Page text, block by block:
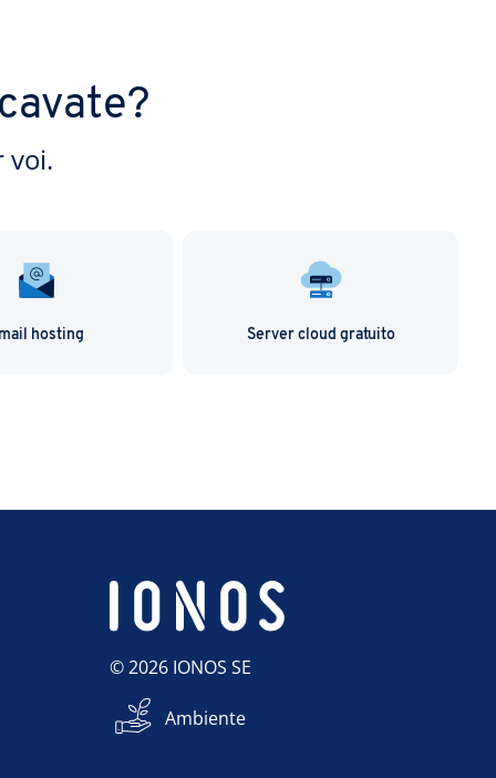
voi.
hosting Server cloud gratuito
© 2026 IONOS SE
Ambiente